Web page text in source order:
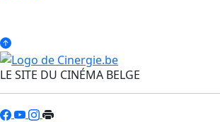
LE SITE DU CINÉMA BELGE